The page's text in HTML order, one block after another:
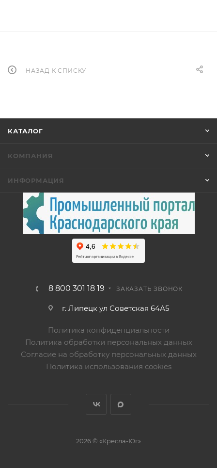
НАЗАД К СПИСКУ
КАТАЛОГ
КОМПАНИЯ
ИНФОРМАЦИЯ
8 800 301 18 19 ЗАКАЗАТЬ ЗВОНОК
г. Липецк ул Советская 64А5
Политика конфиденциальности
Политика обработки персональных данных
Согласие на обработку персональных данных
Политика использования cookies
2026 © «Кресла-Юг»